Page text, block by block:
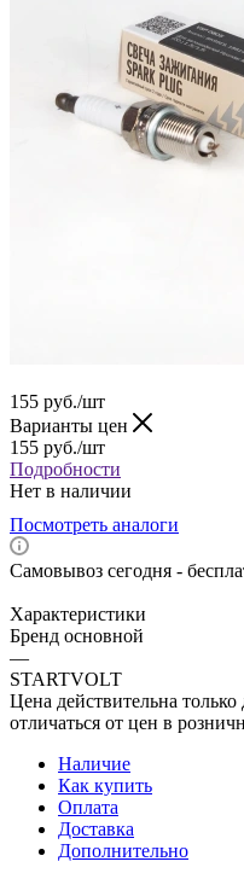
155 руб./шт
Варианты цен
155 руб./шт
Подробности
Нет в наличии
Посмотреть аналоги
Самовывоз сегодня -
Характеристики
Бренд основной
—
STARTVOLT
Цена действительна
отличаться от цен в
Наличие
Как купить
Оплата
Доставка
Дополнительно